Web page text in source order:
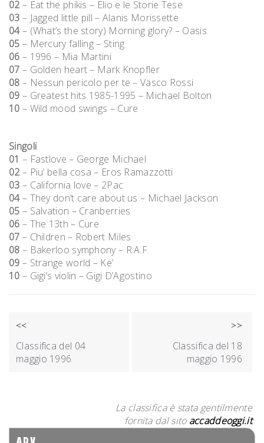
02 – Eat the phikis – Elio e le Storie Tese
03 – Jagged little pill – Alanis Morissette
04– (What’s the story) Morning glory? – Oasis
05 – Mercury falling – Sting
06 – 1996 – Mia Martini
07 – Golden heart – Mark Knopfler
08 – Nessun pericolo per te – Vasco Rossi
09 – Greatest hits 1985-1995 – Michael Bolton
10 – Wild mood swings – Cure
Singoli
01 – Fastlove – George Michael
02 – Piu’ bella cosa – Eros Ramazzotti
03 – California love – 2Pac
04– They don’t care about us – Michael Jackson
05 – Salvation – Cranberries
06 – The 13th – Cure
07 – Children – Robert Miles
08 – Bakerloo symphony – R.A.F.
09 – Strange world – Ke’
10 – Gigi’s violin – Gigi D’Agostino
NAVIGAZIONE
ARTICOLI
<<
Classifica del 04
maggio 1996
>>
Classifica del 18
maggio 1996
La classifica è stata gentilmente
fornita dal sito accaddeoggi.it
ADV